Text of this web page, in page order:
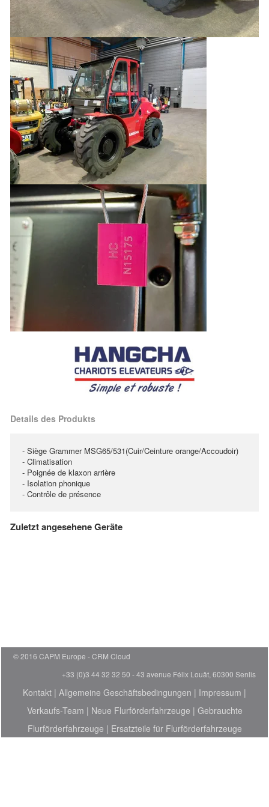
Details des Produkts
- Siège Grammer MSG65/531(Cuir/Ceinture orange/Accoudoir)
- Climatisation
- Poignée de klaxon arrière
- Isolation phonique
- Contrôle de présence
Zuletzt angesehene Geräte
© 2016 CAPM Europe
CRM Cloud
+33 (0)3 44 32 32 50 - 43 avenue Félix Louât, 60300 Senlis
Kontakt | Allgemeine Geschäftsbedingungen | Impressum |
Verkaufs-Team | Neue Flurförderfahrzeuge | Gebrauchte
Flurförderfahrzeuge | Ersatzteile für Flurförderfahrzeuge